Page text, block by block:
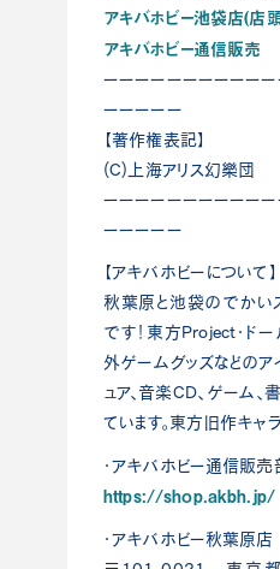
アキバホビー池袋店(店
アキバホビー通信販売
ーーーーーーーーーー
ーーーーー
【著作権表記】
(C)上海アリス幻樂団
ーーーーーーーーーー
ーーーーー
【アキバホビーについて】
秋葉原と池袋のでかい
です！東方Project・ドー
外ゲームグッズなどのア
ュア、音楽CD、ゲーム、
ています。東方旧作キャ
・アキバホビー通信販売
https://shop.akbh.jp/
・アキバホビー秋葉原店